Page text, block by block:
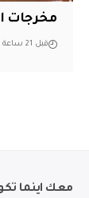
مخرجات
قبل 21 ساعة
معك اينما